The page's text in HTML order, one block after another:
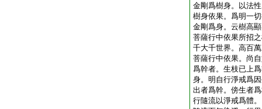
金剛爲樹身。以法
樹身依果。爲明一
金剛爲身。云樹高
菩薩行中依果所招
千大千世界。高百
菩薩行中依果。尚
爲幹者。生枝已上
身。明自行淨戒爲
出者爲幹。傍生者
行隨流以淨戒爲體